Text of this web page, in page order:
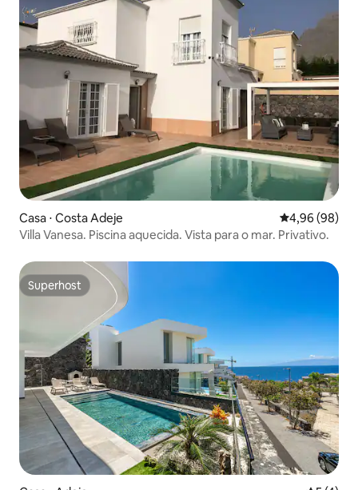
Casa ⋅ Costa Adeje 4,96 de uma
4,96 (98)
Villa Vanesa. Piscina aquecida. Vista para o mar. Privativo.
Superhost
Superhost